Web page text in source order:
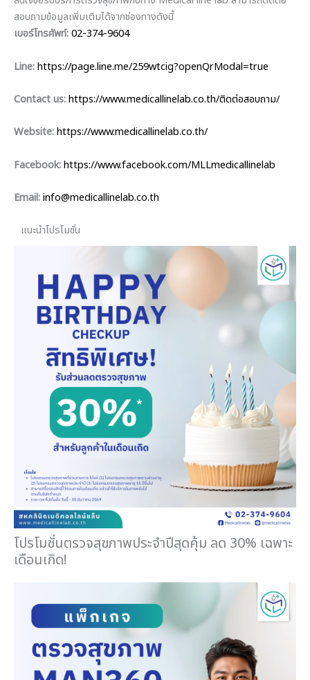
สอบถามข้อมูลเพิ่มเติมได้จากช่องทางดังนี้
เบอร์โทรศัพท์:02-374-9604
Line:https://page.line.me/259wtcig?openQrModal=true
Contact us:https://www.medicallinelab.co.th/ติดต่อสอบถาม/
Website:https://www.medicallinelab.co.th/
Facebook:https://www.facebook.com/MLLmedicallinelab
Email:info@medicallinelab.co.th
แนะนำโปรโมชั่น
โปรโมชั่นตรวจสุขภาพประจำปีสุดคุ้ม ลด 30% เฉพาะ
เดือนเกิด!